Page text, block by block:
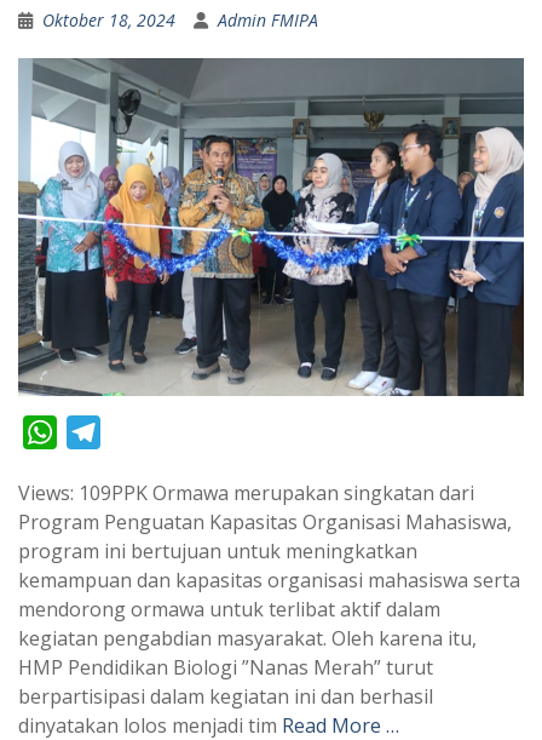
Oktober 18, 2024 Admin FMIPA
W
a
t
s
A
p
p
l
e
r
a
m
Views: 109PPK Ormawa merupakan singkatan dari
Program Penguatan Kapasitas Organisasi Mahasiswa,
program ini bertujuan untuk meningkatkan
kemampuan dan kapasitas organisasi mahasiswa serta
mendorong ormawa untuk terlibat aktif dalam
kegiatan pengabdian masyarakat. Oleh karena itu,
HMP Pendidikan Biologi ”Nanas Merah” turut
berpartisipasi dalam kegiatan ini dan berhasil
dinyatakan lolos menjadi tim Read More …